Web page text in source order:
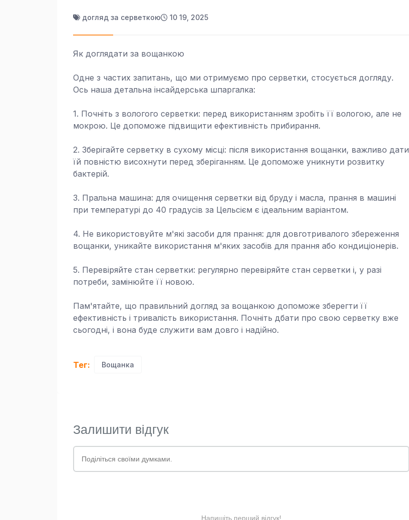
догляд за серветкою 10 19, 2025
Як доглядати за вощанкою
Одне з частих запитань, що ми отримуємо про серветки, стосується догляду.
Ось наша детальна інсайдерська шпаргалка:
1. Почніть з вологого серветки: перед використанням зробіть її вологою, але не
мокрою. Це допоможе підвищити ефективність прибирання.
2. Зберігайте серветку в сухому місці: після використання вощанки, важливо дати
їй повністю висохнути перед зберіганням. Це допоможе уникнути розвитку
бактерій.
3. Пральна машина: для очищення серветки від бруду і масла, прання в машині
при температурі до 40 градусів за Цельсієм є ідеальним варіантом.
4. Не використовуйте м'які засоби для прання: для довготривалого збереження
вощанки, уникайте використання м'яких засобів для прання або кондиціонерів.
5. Перевіряйте стан серветки: регулярно перевіряйте стан серветки і, у разі
потреби, замінюйте її новою.
Пам'ятайте, що правильний догляд за вощанкою допоможе зберегти її
ефективність і тривалість використання. Почніть дбати про свою серветку вже
сьогодні, і вона буде служити вам довго і надійно.
Тег: Вощанка